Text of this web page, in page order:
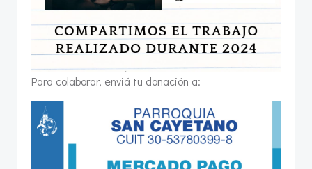
Para colaborar, enviá tu donación a: